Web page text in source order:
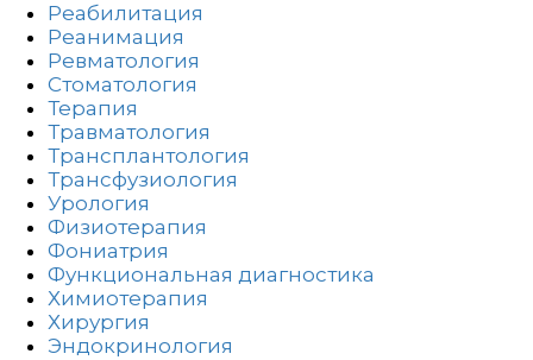
Реабилитация
Реанимация
Ревматология
Стоматология
Терапия
Травматология
Трансплантология
Трансфузиология
Урология
Физиотерапия
Фониатрия
Функциональная диагностика
Химиотерапия
Хирургия
Эндокринология